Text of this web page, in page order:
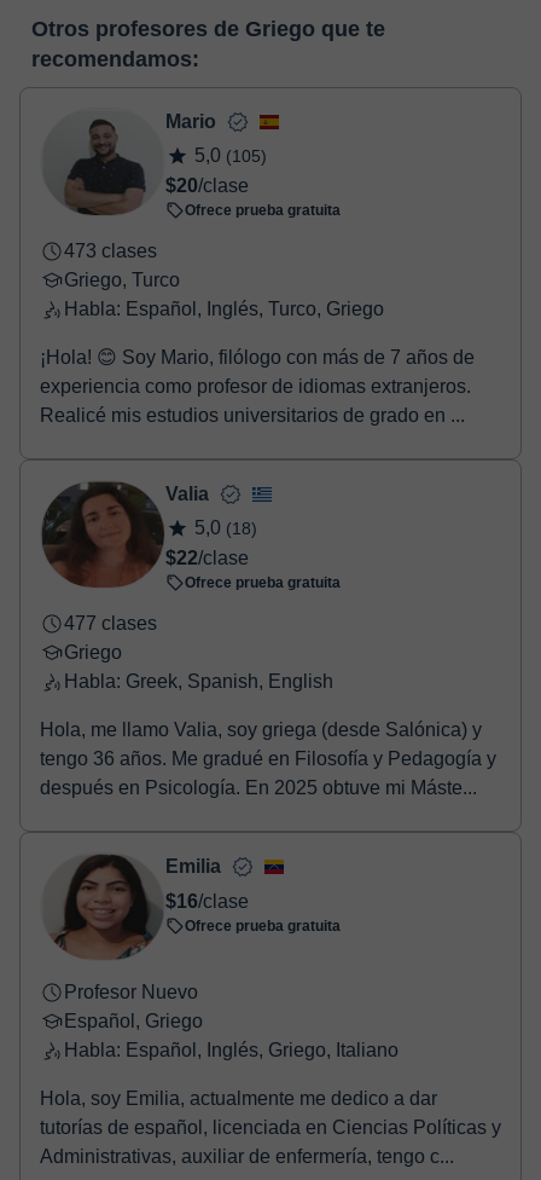
pizarra virtual o el editor de textos a tiempo real. En el siguiente
enlace puedes ver una demo del aula y conocerla:
virtual
horas, podrás realizar el pago mediante nuestro TPV virtual.
Tienes dos opciones para efectuar el pago:
- Tarjeta de crédito.
Una vez realices el pago de la clase, recibirás un e-mail de
confirmación de la reserva.
Otros profesores de Griego que te
recomendamos:
Mario
5,0 (105)
$20/clase
Ofrece prueba gratuita
473 clases
Griego, Turco
Habla: Español, Inglés, Turco, Griego
¡Hola! 😊 Soy Mario, filólogo con más de 7 años de
experiencia como profesor de idiomas extranjeros.
Realicé mis estudios universitarios de grado en ...
Valia
5,0 (18)
$22/clase
Ofrece prueba gratuita
477 clases
Griego
Habla: Greek, Spanish, English
Hola, me llamo Valia, soy griega (desde Salónica) y
tengo 36 años. Me gradué en Filosofía y Pedagogía y
después en Psicología. En 2025 obtuve mi Máste...
Emilia
$16/clase
Ofrece prueba gratuita
Profesor Nuevo
Español, Griego
Habla: Español, Inglés, Griego, Italiano
Hola, soy Emilia, actualmente me dedico a dar
tutorías de español, licenciada en Ciencias Políticas y
Administrativas, auxiliar de enfermería, tengo c...